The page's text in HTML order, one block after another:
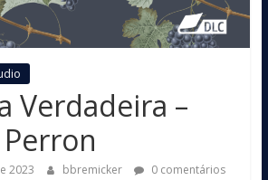
Verdadeira –
Perron
2023 bbremicker
0 comentários